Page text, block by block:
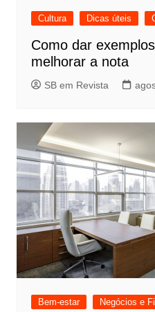
Cultura Dicas úteis
Como dar
melhorar a nota
SB em Revista
Bem-estar Negócios e